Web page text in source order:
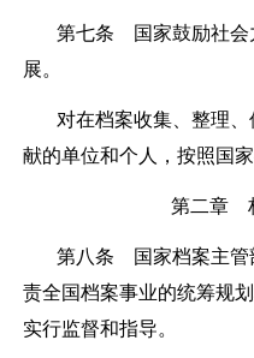
第七条 国家鼓励社会
展。
对在档案收集、整理
献的单位和个人，按照国
第二章
第八条 国家档案主管
责全国档案事业的统筹规
实行监督和指导。